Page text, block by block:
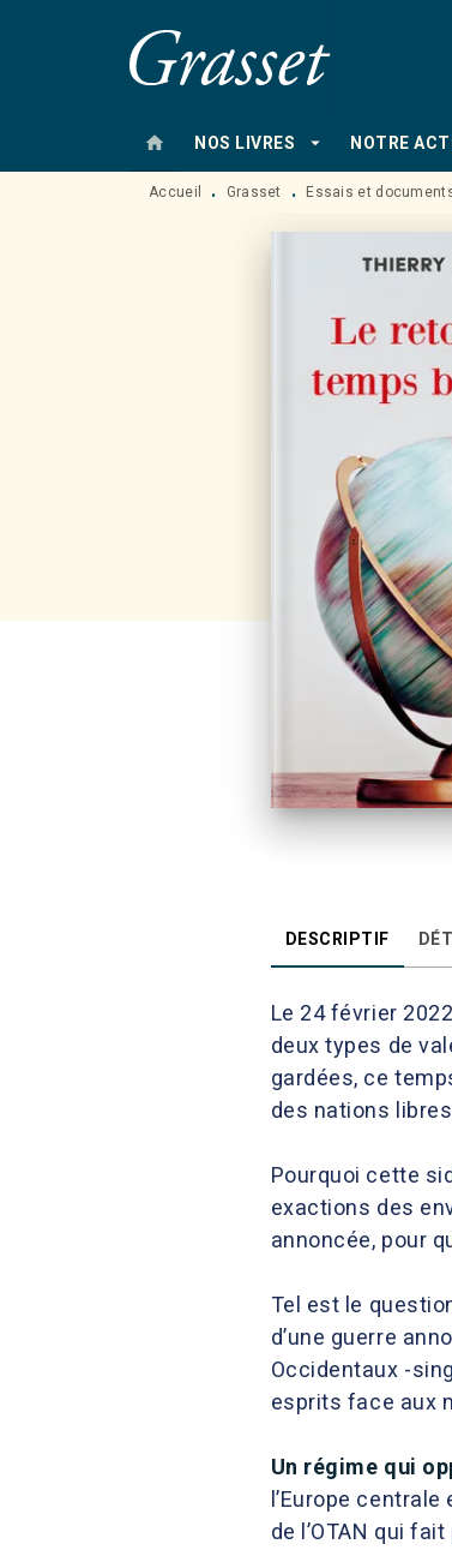
MENU RECHERCHE
home NOS LIVRES arrow_drop_down NOTRE
Accueil • Grasset • Essais et
DESCRIPTIF
Le 24 février
deux types de
gardées, ce
des nations
Pourquoi cette
exactions des
annoncée, pour
Tel est le
d’une guerre
Occidentaux -
esprits face aux
Un régime qui
l’Europe
de l’OTAN qui